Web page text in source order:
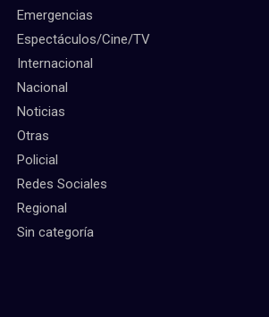
Emergencias
Espectáculos/Cine/TV
Internacional
Nacional
Noticias
Otras
Policial
Redes Sociales
Regional
Sin categoría